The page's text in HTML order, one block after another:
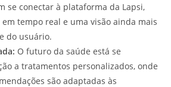
se conectar à plataforma da Lapsi,
tempo real e uma visão ainda mais
do usuário.
O futuro da saúde está se
a tratamentos personalizados, onde
são adaptadas às